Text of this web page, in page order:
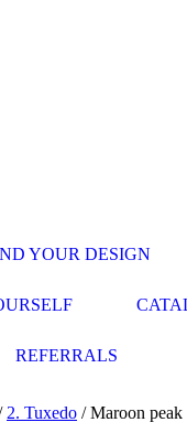
YOUR DESIGN
REFERRALS
2. Tuxedo / Maroon peak